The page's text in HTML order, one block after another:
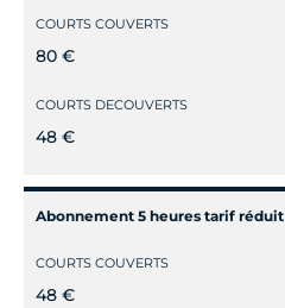
COURTS COUVERTS
80 €
COURTS DECOUVERTS
48 €
Abonnement 5 heures tarif réduit
COURTS COUVERTS
48 €